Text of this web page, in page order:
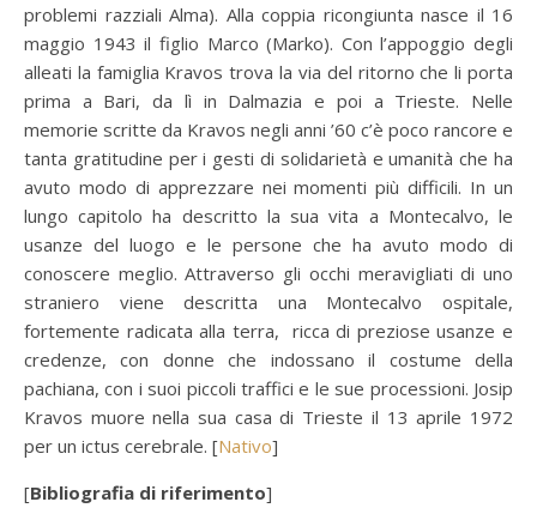
problemi razziali Alma). Alla coppia ricongiunta nasce il 16
maggio 1943 il figlio Marco (Marko). Con l’appoggio degli
alleati la famiglia Kravos trova la via del ritorno che li porta
prima a Bari, da lì in Dalmazia e poi a Trieste. Nelle
memorie scritte da Kravos negli anni ’60 c’è poco rancore e
tanta gratitudine per i gesti di solidarietà e umanità che ha
avuto modo di apprezzare nei momenti più difficili. In un
lungo capitolo ha descritto la sua vita a Montecalvo, le
usanze del luogo e le persone che ha avuto modo di
conoscere meglio. Attraverso gli occhi meravigliati di uno
straniero viene descritta una Montecalvo ospitale,
fortemente radicata alla terra, ricca di preziose usanze e
credenze, con donne che indossano il costume della
pachiana, con i suoi piccoli traffici e le sue processioni. Josip
Kravos muore nella sua casa di Trieste il 13 aprile 1972
per un ictus cerebrale. [Nativo]
[Bibliografia di riferimento]